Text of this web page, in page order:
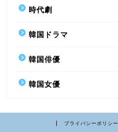
時代劇
韓国ドラマ
韓国俳優
韓国女優
プライバシーポリシー